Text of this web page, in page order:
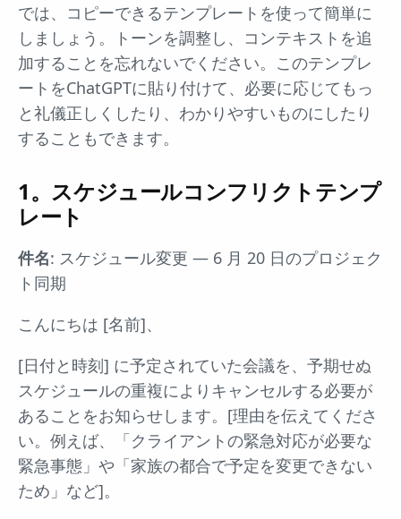
では、コピーできるテンプレートを使って簡単に
しましょう。トーンを調整し、コンテキストを追
加することを忘れないでください。このテンプレ
ートをChatGPTに貼り付けて、必要に応じてもっ
と礼儀正しくしたり、わかりやすいものにしたり
することもできます。
1。スケジュールコンフリクトテンプ
レート
件名: スケジュール変更 — 6 月 20 日のプロジェク
ト同期
こんにちは [名前]、
[日付と時刻] に予定されていた会議を、予期せぬ
スケジュールの重複によりキャンセルする必要が
あることをお知らせします。[理由を伝えてくださ
い。例えば、「クライアントの緊急対応が必要な
緊急事態」や「家族の都合で予定を変更できない
ため」など]。